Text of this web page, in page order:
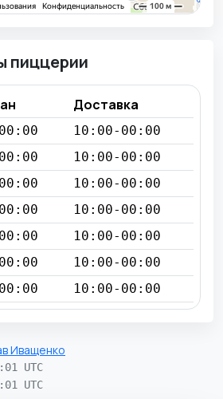
пиццерии
Доставка
10:00-00:00
10:00-00:00
10:00-00:00
10:00-00:00
10:00-00:00
10:00-00:00
10:00-00:00
Иващенко
UTC
UTC